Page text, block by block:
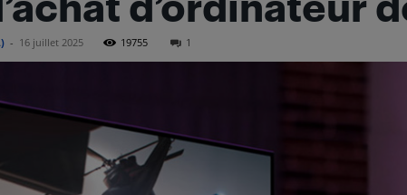
- 16 juillet 2025 19755 1